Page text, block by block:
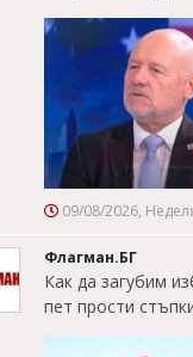
09/08/2026,
Флагман.БГ
Как да загубим
пет прости